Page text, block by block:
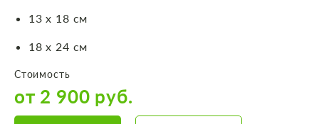
13 х 18 см
18 х 24 см
Стоимость
от 2 900 руб.